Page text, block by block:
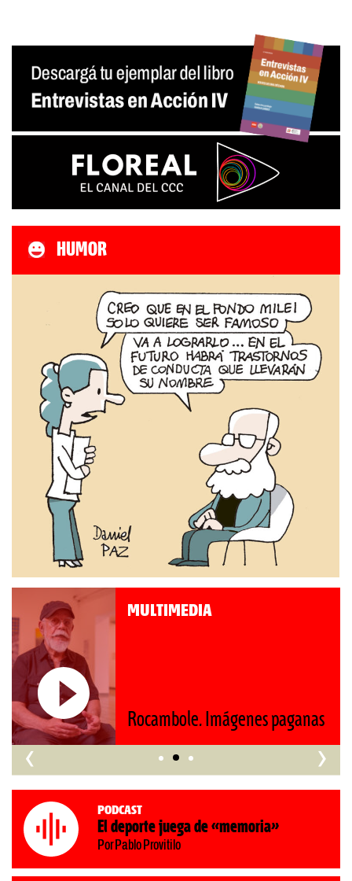
HUMOR
MULTIMEDIA
‹ ›
Podcast
El deporte juega de «memoria»
Por Pablo Provitilo